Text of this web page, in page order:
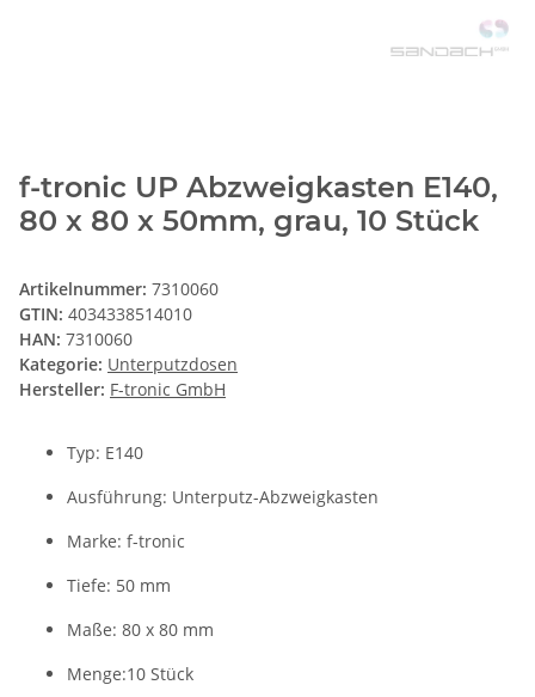
f-tronic UP Abzweigkasten E140,
80 x 80 x 50mm, grau, 10 Stück
Artikelnummer: 7310060
GTIN: 4034338514010
HAN: 7310060
Kategorie: Unterputzdosen
Hersteller: F-tronic GmbH
Typ: E140
Ausführung: Unterputz-Abzweigkasten
Marke: f-tronic
Tiefe: 50 mm
Maße: 80 x 80 mm
Menge:10 Stück